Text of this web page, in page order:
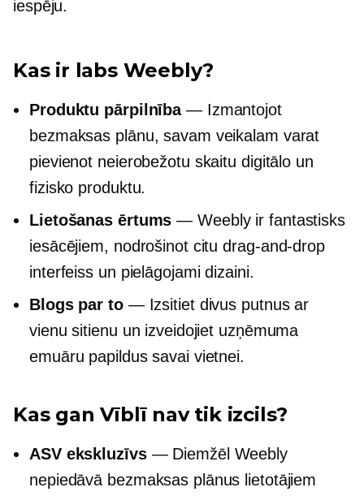
iespēju.
Kas ir labs Weebly?
Produktu pārpilnība— Izmantojot
bezmaksas plānu, savam veikalam varat
pievienot neierobežotu skaitu digitālo un
fizisko produktu.
Lietošanas ērtums — Weebly ir fantastisks
iesācējiem, nodrošinot citudrag-and-drop
interfeiss un pielāgojami dizaini.
Blogs par to— Izsitiet divus putnus ar
vienu sitienu un izveidojiet uzņēmuma
emuāru papildus savai vietnei.
Kas gan Vīblī nav tik izcils?
ASV ekskluzīvs— Diemžēl Weebly
nepiedāvā bezmaksas plānus lietotājiem